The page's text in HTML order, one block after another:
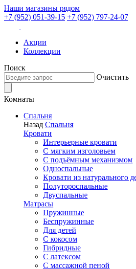
Наши магазины рядом
+7 (952) 051-39-15 +7 (952) 797-24-07
Акции
Коллекции
Поиск
Очистить
Комнаты
Спальня
Назад Спальня
Кровати
Интерьерные кровати
С мягким изголовьем
С подъёмным механизмом
Односпальные
Кровати из натурального
Полутороспальные
Двуспальные
Матрасы
Пружинные
Беспружинные
Для детей
C кокосом
Гибридные
С латексом
С массажной пеной